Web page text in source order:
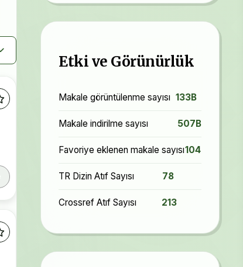
Etki ve Görünürlük
Makale görüntülenme sayısı 133B
Makale indirilme sayısı 507B
Favoriye eklenen makale sayısı104
TR Dizin Atıf Sayısı 78
Crossref Atıf Sayısı 213